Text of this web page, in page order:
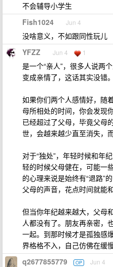
不会辅导小学生
Fish1024 Jun 4
没啥意义，不如跟同性玩儿
YFZZ Jun 4 1
是一个“亲人”，很多人说两
变成亲情了，这话其实没错。
如果你们两个人感情好，随
母所相处的时间，你会发现
已经超过了父母，毕竟父母
世，会越来越少直至消失，
对于“独处”，年轻时候和年
轻的时候父母健在，可能一
的心理来说是始终有“退路”
父母的声音，花点时间就能
但当你年纪越来越大，父母
人都没有了。朋友再亲密，
一起。到那时候才是孤独感
界格格不入，自己仿佛在缓慢
q2677855779 OP Jun 4